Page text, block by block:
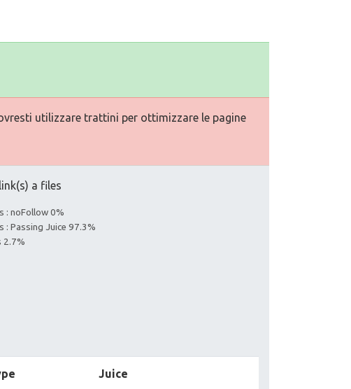
utilizzare trattini per ottimizzare le pagine
a files
: noFollow 0%
: Passing Juice 97.3%
2.7%
Juice